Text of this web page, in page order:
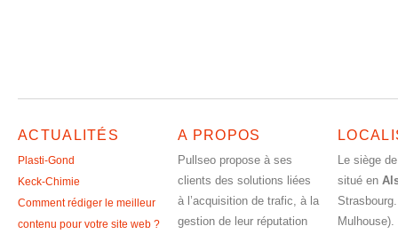
ACTUALITÉS
Plasti-Gond
Keck-Chimie
Comment rédiger le meilleur
contenu pour votre site web ?
A PROPOS
Pullseo propose à ses
clients des solutions liées
à l’acquisition de trafic, à la
gestion de leur réputation
Le siège
situé en
Mulhouse).